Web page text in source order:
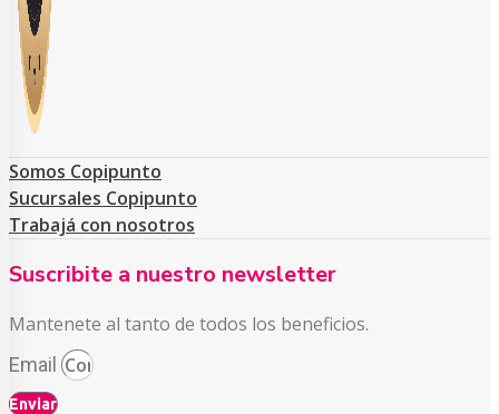
Somos Copipunto
Sucursales Copipunto
Trabajá con nosotros
Suscribite a nuestro newsletter
Mantenete al tanto de todos los beneficios.
Email
Enviar